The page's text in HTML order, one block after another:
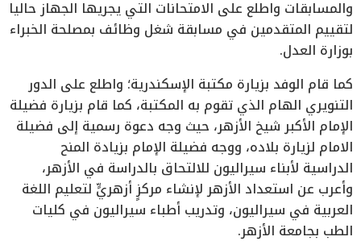
والمسابقات واطلع على الامتحانات التي يجريها الجهاز حاليا
لتقييم المتقدمين في مسابقة شغل وظائف بمصلحة الخبراء
بوزارة العدل.
كما قام الوفد بزيارة مكتبة الإسكندرية؛ واطلع على الدور
التنويري الهام الذي تقوم به المكتبة، كما قام بزيارة فضيلة
الإمام الأكبر شيخ الأزهر، حيث وجه دعوة رسمية إلى فضيلة
الامام لزيارة بلاده، ووجه فضيلة الإمام بزيادة المنح
الدراسية لأبناء سيراليون للالتحاق بالدراسة في الأزهر،
وأعرب عن استعداد الأزهر لإنشاء مركزٍ أزهريٍّ لتعليم اللغة
العربية في سيراليون، وتدريب أطباء سيراليون في كليات
الطب بجامعة الأزهر.